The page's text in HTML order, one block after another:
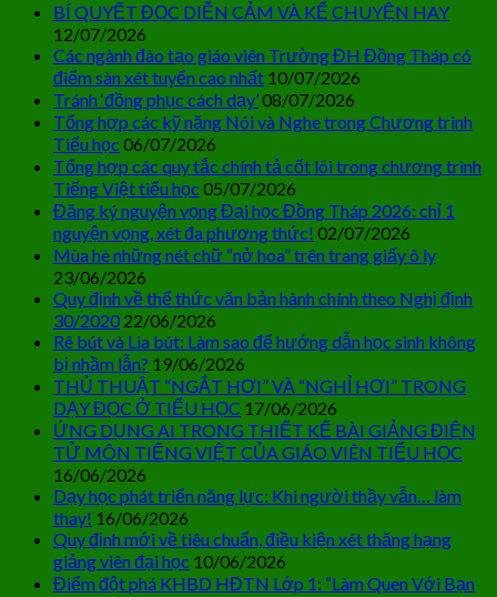
BÍ QUYẾT ĐỌC DIỄN CẢM VÀ KỂ CHUYỆN HAY
12/07/2026
Các ngành đào tạo giáo viên Trường ĐH Đồng Tháp có
điểm sàn xét tuyển cao nhất 10/07/2026
Tránh ‘đồng phục cách dạy’08/07/2026
Tổng hợp các kỹ năng Nói và Nghe trong Chương trình
Tiểu học 06/07/2026
Tổng hợp các quy tắc chính tả cốt lõi trong chương trình
Tiếng Việt tiểu học 05/07/2026
Đăng ký nguyện vọng Đại học Đồng Tháp 2026: chỉ 1
nguyện vọng, xét đa phương thức! 02/07/2026
Mùa hè những nét chữ “nở hoa” trên trang giấy ô ly
23/06/2026
Quy định về thể thức văn bản hành chính theo Nghị định
30/2020 22/06/2026
Rê bút và Lia bút: Làm sao để hướng dẫn học sinh không
bị nhầm lẫn? 19/06/2026
THỦ THUẬT “NGẮT HƠI” VÀ “NGHỈ HƠI” TRONG
DẠY ĐỌC Ở TIỂU HỌC 17/06/2026
ỨNG DỤNG AI TRONG THIẾT KẾ BÀI GIẢNG ĐIỆN
TỬ MÔN TIẾNG VIỆT CỦA GIÁO VIÊN TIỂU HỌC
16/06/2026
Dạy học phát triển năng lực: Khi người thầy vẫn… làm
thay! 16/06/2026
Quy định mới về tiêu chuẩn, điều kiện xét thăng hạng
giảng viên đại học 10/06/2026
Điểm đột phá KHBD HĐTN Lớp 1: “Làm Quen Với Bạn